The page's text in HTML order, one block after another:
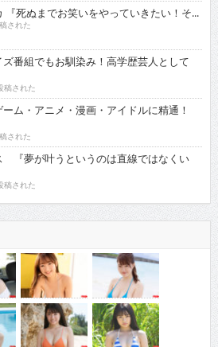
『死ぬまでお笑いをやっていきたい！そ...
された
番組でもお馴染み！高学歴芸人として
された
ム・アニメ・漫画・アイドルに精通！
された
『夢が叶うというのは直線ではなくい
された